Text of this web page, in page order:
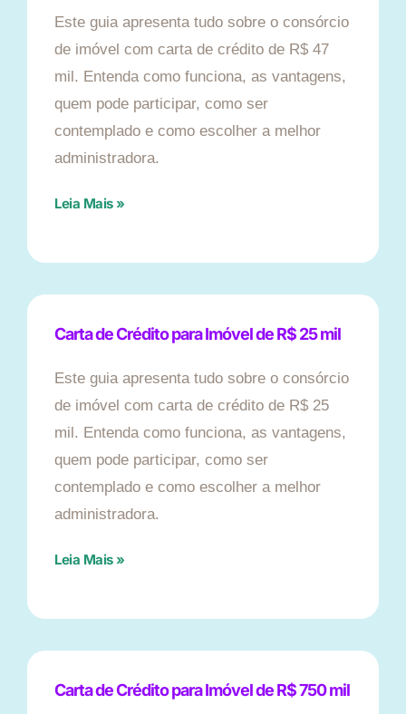
Este guia apresenta tudo sobre o consórcio
de imóvel com carta de crédito de R$ 47
mil. Entenda como funciona, as vantagens,
quem pode participar, como ser
contemplado e como escolher a melhor
administradora.
Leia Mais »
Carta de Crédito para Imóvel de R$ 25 mil
Este guia apresenta tudo sobre o consórcio
de imóvel com carta de crédito de R$ 25
mil. Entenda como funciona, as vantagens,
quem pode participar, como ser
contemplado e como escolher a melhor
administradora.
Leia Mais »
Carta de Crédito para Imóvel de R$ 750 mil